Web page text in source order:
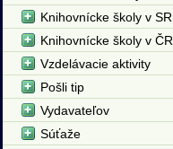
Knihovnícke školy v SR
Knihovnícke školy v ČR
Vzdelávacie aktivity
Pošli tip
Vydavateľov
Súťaže